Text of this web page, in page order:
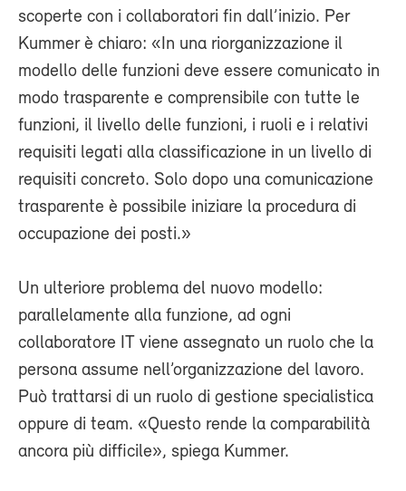
scoperte con i collaboratori fin dall’inizio. Per
Kummer è chiaro: «In una riorganizzazione il
modello delle funzioni deve essere comunicato in
modo trasparente e comprensibile con tutte le
funzioni, il livello delle funzioni, i ruoli e i relativi
requisiti legati alla classificazione in un livello di
requisiti concreto. Solo dopo una comunicazione
trasparente è possibile iniziare la procedura di
occupazione dei posti.»
Un ulteriore problema del nuovo modello:
parallelamente alla funzione, ad ogni
collaboratore IT viene assegnato un ruolo che la
persona assume nell’organizzazione del lavoro.
Può trattarsi di un ruolo di gestione specialistica
oppure di team. «Questo rende la comparabilità
ancora più difficile», spiega Kummer.